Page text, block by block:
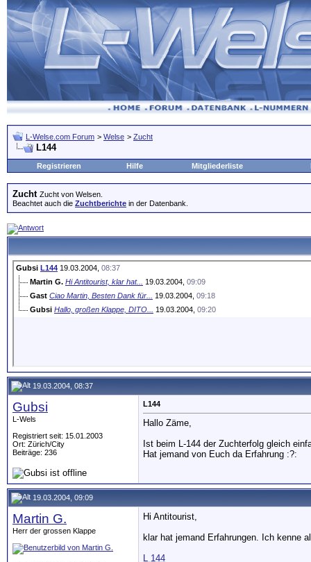
L-Welse.com Forum > Welse > Zucht
L144
Registrieren Hilfe Mitgliederliste
Zucht Zucht von Welsen.
Beachtet auch die Zuchtberichte in der Datenbank.
Gubsi L144 19.03.2004, 08:37
Martin G. Hi Antitourist, klar hat... 19.03.2004, 09:09
Gast Ciao Martin, Besten Dank für... 19.03.2004, 09:18
Gubsi Hallo, großen Klappe, DITO... 19.03.2004, 09:20
19.03.2004, 08:37
Gubsi
L-Wels
Registriert seit: 15.01.2003
Ort: Zürich/City
Beiträge: 236
L144
Hallo Zäme,
Ist beim L-144 der Zuchterfolg gleich
Hat jemand von Euch da Erfahrung :?:
19.03.2004, 09:09
Martin G.
Herr der grossen Klappe
Hi Antitourist,
klar hat jemand Erfahrungen. Ich kenne
L 144